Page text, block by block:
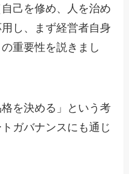
己を修め、人を治め
し、まず経営者自身
重要性を説きまし
格を決める」という考
ガバナンスにも通じ